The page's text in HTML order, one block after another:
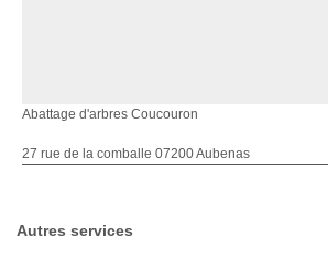
Abattage d'arbres Coucouron
27 rue de la comballe 07200 Aubenas
Autres services